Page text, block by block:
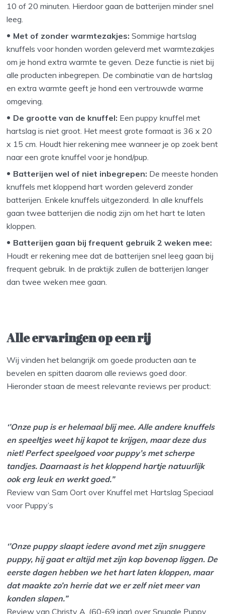
10 of 20 minuten. Hierdoor gaan de batterijen minder snel
leeg.
Met of zonder warmtezakjes: Sommige hartslag
knuffels voor honden worden geleverd met warmtezakjes
om je hond extra warmte te geven. Deze functie is niet bij
alle producten inbegrepen. De combinatie van de hartslag
en extra warmte geeft je hond een vertrouwde warme
omgeving.
De grootte van de knuffel: Een puppy knuffel met
hartslag is niet groot. Het meest grote formaat is 36 x 20
x 15 cm. Houdt hier rekening mee wanneer je op zoek bent
naar een grote knuffel voor je hond/pup.
Batterijen wel of niet inbegrepen: De meeste honden
knuffels met kloppend hart worden geleverd zonder
batterijen. Enkele knuffels uitgezonderd. In alle knuffels
gaan twee batterijen die nodig zijn om het hart te laten
kloppen.
Batterijen gaan bij frequent gebruik 2 weken mee:
Houdt er rekening mee dat de batterijen snel leeg gaan bij
frequent gebruik. In de praktijk zullen de batterijen langer
dan twee weken mee gaan.
Alle ervaringen op een rij
Wij vinden het belangrijk om goede producten aan te
bevelen en spitten daarom alle reviews goed door.
Hieronder staan de meest relevante reviews per product:
‘’Onze pup is er helemaal blij mee. Alle andere knuffels
en speeltjes weet hij kapot te krijgen, maar deze dus
niet! Perfect speelgoed voor puppy’s met scherpe
tandjes. Daarnaast is het kloppend hartje natuurlijk
ook erg leuk en werkt goed.”
Review van Sam Oort over Knuffel met Hartslag Speciaal
voor Puppy’s
‘’Onze puppy slaapt iedere avond met zijn snuggere
puppy, hij gaat er altijd met zijn kop bovenop liggen. De
eerste dagen hebben we het hart laten kloppen, maar
dat maakte zo’n herrie dat we er zelf niet meer van
konden slapen.”
Review van Christy A. (60-69 jaar) over Snuggle Puppy